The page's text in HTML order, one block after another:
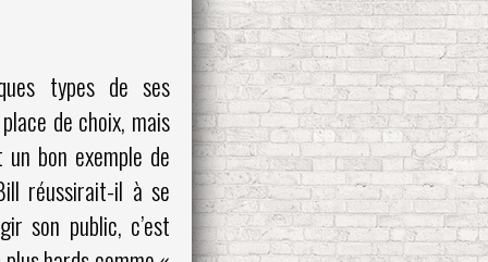
types de ses
de choix, mais
bon exemple de
réussirait-il à se
son public, c’est